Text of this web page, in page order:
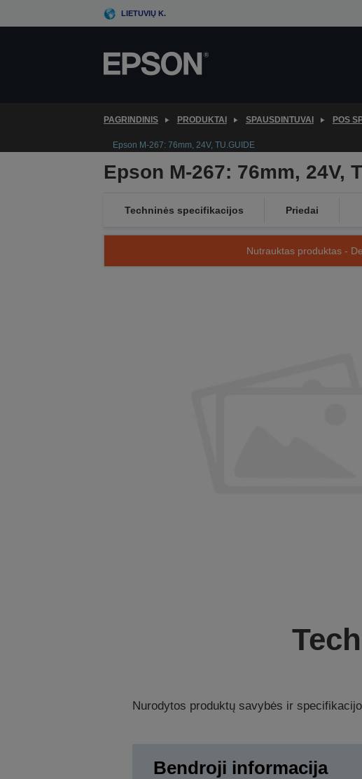
to
LIETUVIŲ K.
PAGRINDINIS PRODUKTAI SPAUSDINTUVAI POS
Epson M-267: 76mm, 24V, TU.GUIDE
Epson M-267: 76mm, 24V,
Techninės specifikacijos Priedai
Nutrauktas produktas -
Nurodytos produktų savybės ir
Bendroji informacija